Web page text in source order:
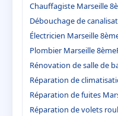
Chauffagiste Marseille
Débouchage de
Électricien Marseille
Plombier Marseille 8ème
Rénovation de salle de
Réparation de
Réparation de fuites
Réparation de volets